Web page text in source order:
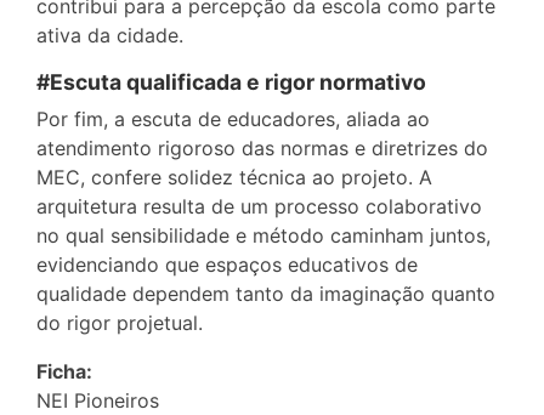
contribui para a percepção da escola como parte
ativa da cidade.
#Escuta qualificada e rigor normativo
Por fim, a escuta de educadores, aliada ao
atendimento rigoroso das normas e diretrizes do
MEC, confere solidez técnica ao projeto. A
arquitetura resulta de um processo colaborativo
no qual sensibilidade e método caminham juntos,
evidenciando que espaços educativos de
qualidade dependem tanto da imaginação quanto
do rigor projetual.
Ficha:
NEI Pioneiros